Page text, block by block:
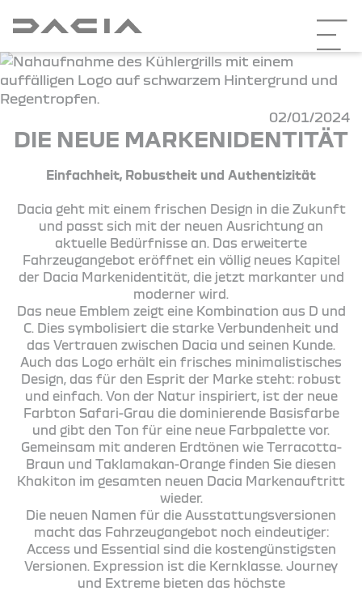
02/01/2024
DIE NEUE MARKENIDENTITÄT
Einfachheit, Robustheit und Authentizität
Dacia geht mit einem frischen Design in die Zukunft
und passt sich mit der neuen Ausrichtung an
aktuelle Bedürfnisse an. Das erweiterte
Fahrzeugangebot eröffnet ein völlig neues Kapitel
der Dacia Markenidentität, die jetzt markanter und
moderner wird.
Das neue Emblem zeigt eine Kombination aus D und
C. Dies symbolisiert die starke Verbundenheit und
das Vertrauen zwischen Dacia und seinen Kunde.
Auch das Logo erhält ein frisches minimalistisches
Design, das für den Esprit der Marke steht: robust
und einfach. Von der Natur inspiriert, ist der neue
Farbton Safari-Grau die dominierende Basisfarbe
und gibt den Ton für eine neue Farbpalette vor.
Gemeinsam mit anderen Erdtönen wie Terracotta-
Braun und Taklamakan-Orange finden Sie diesen
Khakiton im gesamten neuen Dacia Markenauftritt
wieder.
Die neuen Namen für die Ausstattungsversionen
macht das Fahrzeugangebot noch eindeutiger:
Access und Essential sind die kostengünstigsten
Versionen. Expression ist die Kernklasse. Journey
und Extreme bieten das höchste